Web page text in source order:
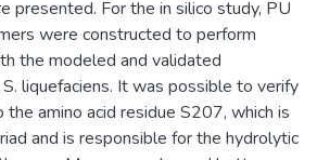
presented. For the in silico study, PU
were constructed to perform
the modeled and validated
liquefaciens. It was possible to verify
amino acid residue S207, which is
and is responsible for the hydrolytic